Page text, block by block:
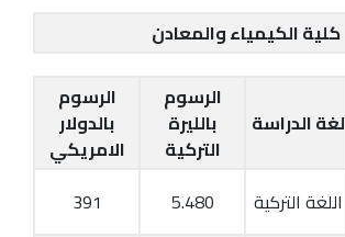
كلية الكيمياء والمعادن
لغة الدراسة
الرسوم
بالليرة
التركية
الرسوم
بالدولار
الامريكي
اللغة التركية 5.480
391